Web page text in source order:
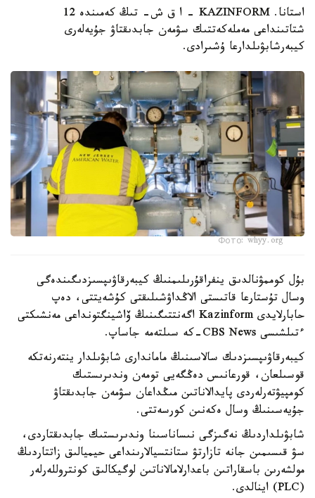
استانا. KAZINFORM – ا ق ش- تىڭ كەمىندە 12
شتاتىنداعى مەملەكەتتىك سۋمەن جابدىقتاۋ جۇيەلەرى
كيبەرشابۋىلدارعا ۇشىرادى.
Фото: whyy.org
بۇل كوممۋنالدىق ينفراقۇرىلىمنىڭ كيبەرقاۋىپسىزدىگىندەگى
وسال تۇستارعا قاتىستى الاڭداۋشىلىقتى كۇشەيتتى، دەپ
حابارلايدى Kazinform اگەنتتىگىنىڭ ۆاشينگتونداعى مەنشىكتى
ءتىلشىسى CBS News-كە سىلتەمە جاساپ.
كيبەرقاۋىپسىزدىك سالاسىنىڭ ماماندارى شابۋىلدار ينتەرنەتكە
قوسىلعان، قورعانىس دەڭگەيى تومەن وندىرىستىك
كومپيۋتەرلەردى پايدالاناتىن مىڭداعان سۋمەن جابدىقتاۋ
جۇيەسىنىڭ وسال ەكەنىن كورسەتتى.
شابۋىلداردىڭ نەگىزگى نىساناسىنا وندىرىستىك جابدىقتاردى،
سۋ قىسىمىن جانە تازارتۋ ستانتسيالارىنداعى حيميالىق زاتتاردىڭ
مولشەرىن باسقاراتىن باعدارلامالاناتىن لوگيكالىق كونتروللەرلەر
(PLC) اينالدى.